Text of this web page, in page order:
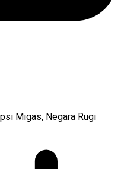
Migas, Negara Rugi